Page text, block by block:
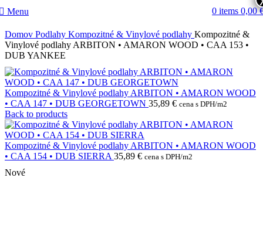
Menu 0 items 0,00
Domov Podlahy Kompozitné & Vinylové podlahy Kompozitné &
Vinylové podlahy ARBITON • AMARON WOOD • CAA 153 •
DUB YANKEE
Kompozitné & Vinylové podlahy ARBITON • AMARON WOOD
• CAA 147 • DUB GEORGETOWN 35,89 € cena s DPH/m2
Back to products
Kompozitné & Vinylové podlahy ARBITON • AMARON WOOD
• CAA 154 • DUB SIERRA 35,89 € cena s DPH/m2
Nové